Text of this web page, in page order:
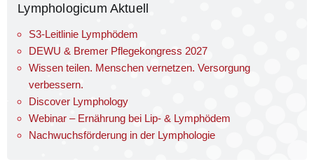
Lymphologicum Aktuell
S3-Leitlinie Lymphödem
DEWU & Bremer Pflegekongress 2027
Wissen teilen. Menschen vernetzen. Versorgung
verbessern.
Discover Lymphology
Webinar – Ernährung bei Lip- & Lymphödem
Nachwuchsförderung in der Lymphologie